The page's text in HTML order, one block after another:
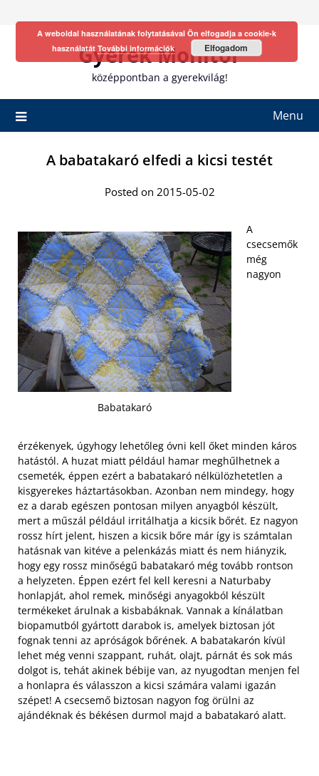
Gyerek Monitor
középpontban a gyerekvilág!
Menu
A babatakaró elfedi a kicsi testét
Posted on 2015-05-02
Babatakaró
A
csecsemők
még
nagyon
érzékenyek, úgyhogy lehetőleg óvni kell őket minden káros
hatástól. A huzat miatt például hamar meghűlhetnek a
csemeték, éppen ezért a babatakaró nélkülözhetetlen a
kisgyerekes háztartásokban. Azonban nem mindegy, hogy
ez a darab egészen pontosan milyen anyagból készült,
mert a műszál például irritálhatja a kicsik bőrét. Ez nagyon
rossz hírt jelent, hiszen a kicsik bőre már így is számtalan
hatásnak van kitéve a pelenkázás miatt és nem hiányzik,
hogy egy rossz minőségű babatakaró még tovább rontson
a helyzeten. Éppen ezért fel kell keresni a Naturbaby
honlapját, ahol remek, minőségi anyagokból készült
termékeket árulnak a kisbabáknak. Vannak a kínálatban
biopamutból gyártott darabok is, amelyek biztosan jót
fognak tenni az apróságok bőrének. A babatakarón kívül
lehet még venni szappant, ruhát, olajt, párnát és sok más
dolgot is, tehát akinek bébije van, az nyugodtan menjen fel
a honlapra és válasszon a kicsi számára valami igazán
szépet! A csecsemő biztosan nagyon fog örülni az
ajándéknak és békésen durmol majd a babatakaró alatt.
A weboldal használatának folytatásával Ön elfogadja a cookie-k
használatát További információk Elfogadom